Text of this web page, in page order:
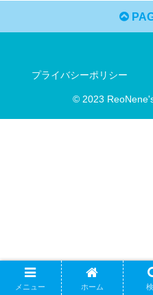
プライバシーポリシー
© 2023
メニュー ホーム